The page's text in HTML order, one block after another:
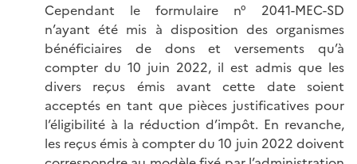
Cependant le formulaire n° 2041-MEC-SD
n’ayant été mis à disposition des organismes
bénéficiaires de dons et versements qu’à
compter du 10 juin 2022, il est admis que les
divers reçus émis avant cette date soient
acceptés en tant que pièces justificatives pour
l’éligibilité à la réduction d’impôt. En revanche,
les reçus émis à compter du 10 juin 2022 doivent